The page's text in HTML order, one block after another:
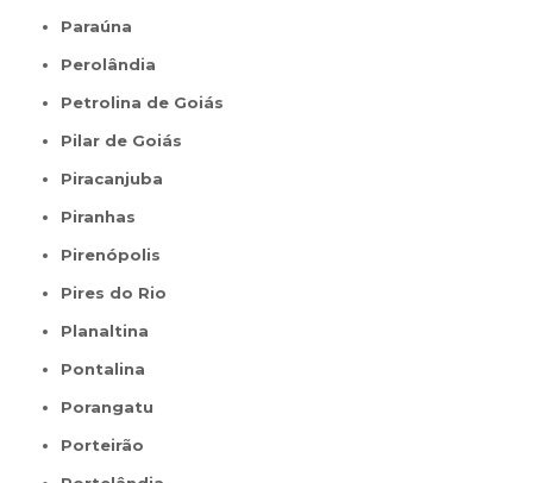
Paraúna
Perolândia
Petrolina de Goiás
Pilar de Goiás
Piracanjuba
Piranhas
Pirenópolis
Pires do Rio
Planaltina
Pontalina
Porangatu
Porteirão